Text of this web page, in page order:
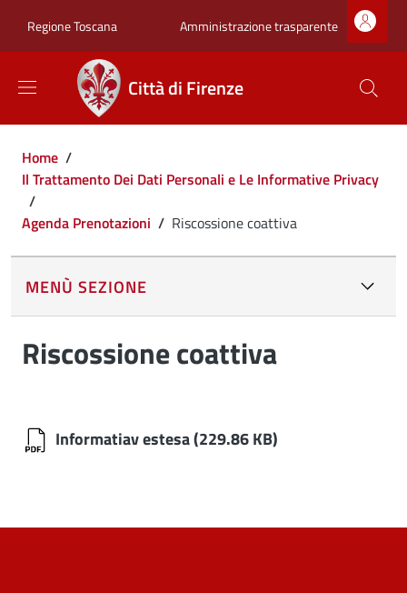
Regione Toscana Zona superiore
Amministrazione trasparente
Città di Firenze
Briciole di pane
Home /
Il Trattamento Dei Dati Personali e Le Informative Privacy
/
Agenda Prenotazioni / Riscossione coattiva
MENÙ SEZIONE
Riscossione coattiva
Informatiav estesa(229.86 KB)